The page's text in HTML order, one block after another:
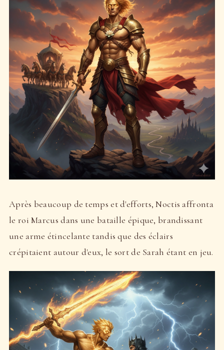
Après beaucoup de temps et d'efforts, Noctis affronta
le roi Marcus dans une bataille épique, brandissant
une arme étincelante tandis que des éclairs
crépitaient autour d'eux, le sort de Sarah étant en jeu.